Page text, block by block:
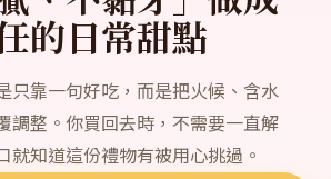
的日常甜點
只靠一句好吃，而是把火候、含水
調整。你買回去時，不需要一直解
就知道這份禮物有被用心挑過。